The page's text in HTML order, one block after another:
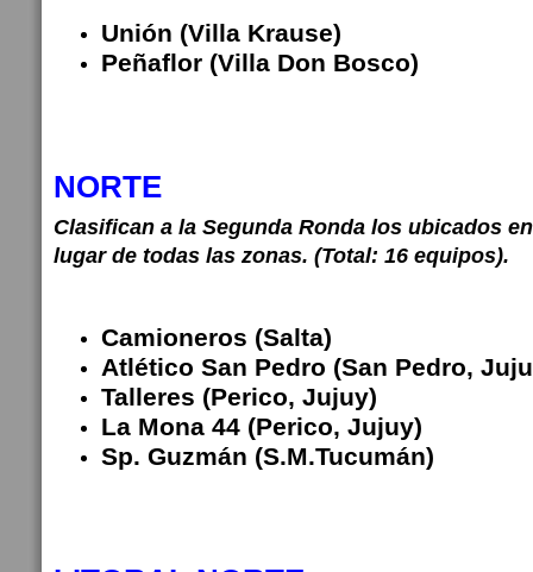
Unión (Villa Krause)
Peñaflor (Villa Don Bosco)
NORTE
Clasifican a la Segunda Ronda los ubicados
lugar de todas las zonas. (Total: 16 equipos).
Camioneros (Salta)
Atlético San Pedro (San Pedro,
Talleres (Perico, Jujuy)
La Mona 44 (Perico, Jujuy)
Sp. Guzmán (S.M.Tucumán)